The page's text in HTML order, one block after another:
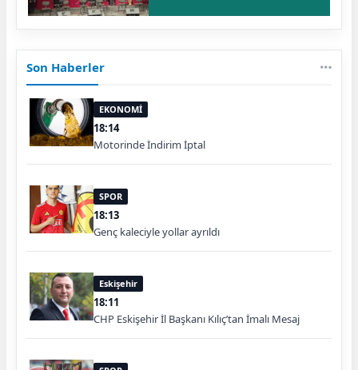
Son Haberler
EKONOMİ
18:14
Motorinde İndirim İptal
SPOR
18:13
Genç kaleciyle yollar ayrıldı
Eskişehir
18:11
CHP Eskişehir İl Başkanı Kılıç’tan İmalı Mesaj